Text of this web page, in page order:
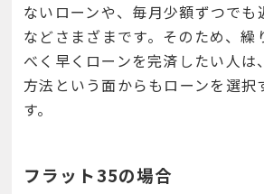
ないローンや、毎月少額ずつでも
などさまざまです。そのため、繰
べく早くローンを完済したい人は
方法という面からもローンを選択
す。
フラット35の場合